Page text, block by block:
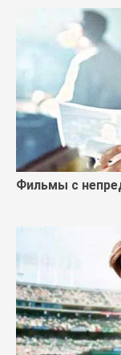
Фильмы с